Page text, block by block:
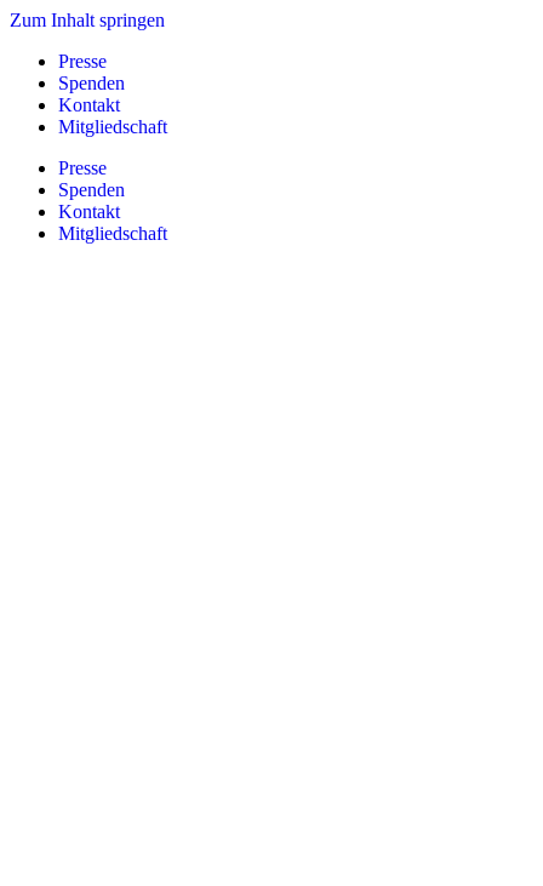
Zum Inhalt springen
Presse
Spenden
Kontakt
Mitgliedschaft
Presse
Spenden
Kontakt
Mitgliedschaft